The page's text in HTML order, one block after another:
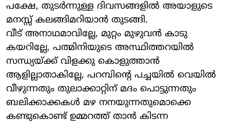
പക്ഷേ, തുടര്‍ന്നുള്ള ദിവസങ്ങളില്‍ അയാളുടെ
മനസ്സ് കലങ്ങിമറിയാന്‍ തുടങ്ങി.
വീട് അനാഥമാവില്ലേ, മുറ്റം മുഴുവന്‍ കാടു
കയറില്ലേ, പത്മിനിയുടെ അസ്ഥിത്തറയില്‍
സന്ധ്യയ്ക്ക് വിളക്കു കൊളുത്താന്‍
ആളില്ലാതാകില്ലേ, പറമ്പിന്റെ പച്ചയില്‍ വെയില്‍
വീഴുന്നതും തുലാക്കാറ്റിന് മദം പൊട്ടുന്നതും
ബലിക്കാക്കകള്‍ മഴ നനയുന്നതുമൊക്കെ
കണ്ടുകൊണ്ട് ഉമ്മറത്ത് താന്‍ കിടന്ന